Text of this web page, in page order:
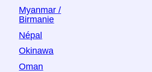
Myanmar /
Birmanie
Népal
Okinawa
Oman